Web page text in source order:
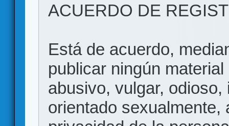
ACUERDO DE
Está de acuerdo,
publicar ningún
abusivo, vulgar,
orientado sexualmente,